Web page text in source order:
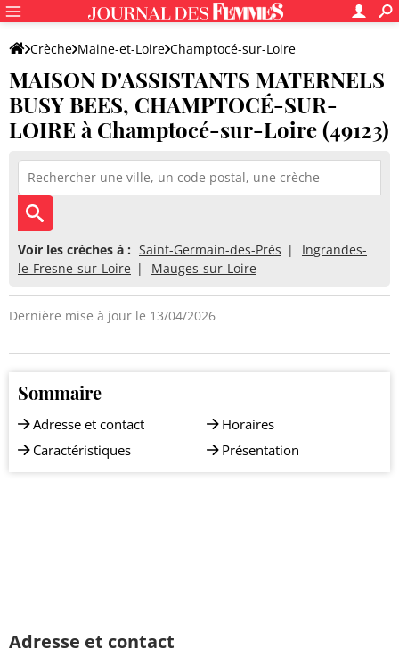
Crèche Maine-et-Loire Champtocé-sur-Loire
MAISON D'ASSISTANTS MATERNELS BUSY BEES, CHAMPTOCÉ-
MAISON D'ASSISTANTS MATERNELS
BUSY BEES, CHAMPTOCÉ-SUR-
LOIRE à Champtocé-sur-Loire (49123)
Voir les crèches à : Saint-Germain-des-Prés
Ingrandes-
le-Fresne-sur-Loire
Mauges-sur-Loire
Dernière mise à jour le 13/04/2026
Sommaire
Adresse et contact
Caractéristiques
Horaires
Présentation
Adresse et contact